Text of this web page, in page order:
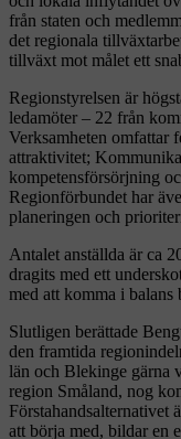
från staten och
det regionala
tillväxt mot målet ett
Regionstyrelsen är
ledamöter – 22 från
Verksamheten omfattar
attraktivitet;
kompetensförsörjning
Regionförbundet har
planeringen och
Antalet anställda är ca
dragits med ett
med att komma i balans
Slutligen berättade
den framtida
län och Blekinge gärna
region Småland, nog
Förstahandsalternativet
att börja med, bildar en